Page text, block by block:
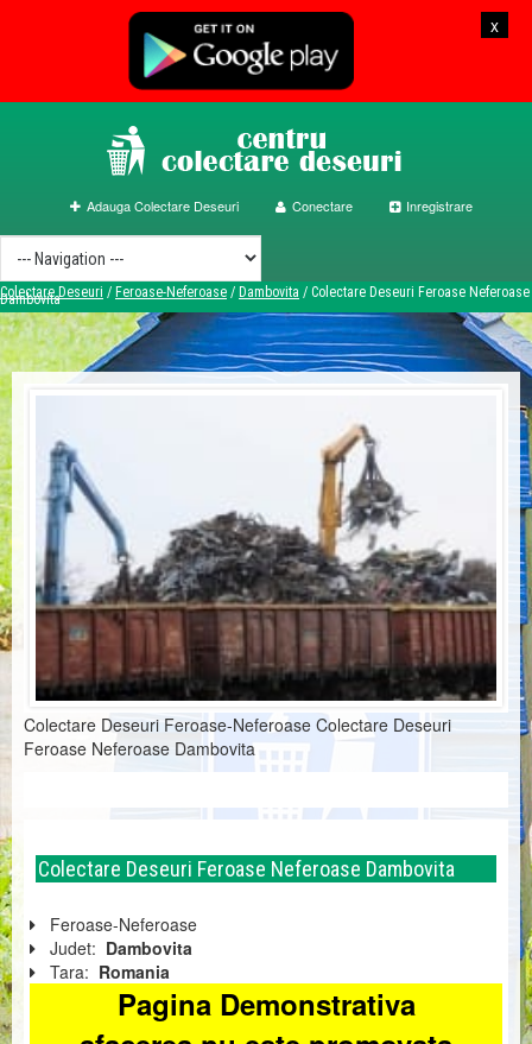
x
Adauga Colectare Deseuri Conectare Inregistrare
Colectare Deseuri / Feroase-Neferoase / Dambovita / Colectare Deseuri Feroase Neferoase
Dambovita
Colectare Deseuri Feroase-Neferoase Colectare Deseuri
Feroase Neferoase Dambovita
Colectare Deseuri Feroase Neferoase Dambovita
Feroase-Neferoase
Judet: Dambovita
Tara: Romania
Pagina Demonstrativa